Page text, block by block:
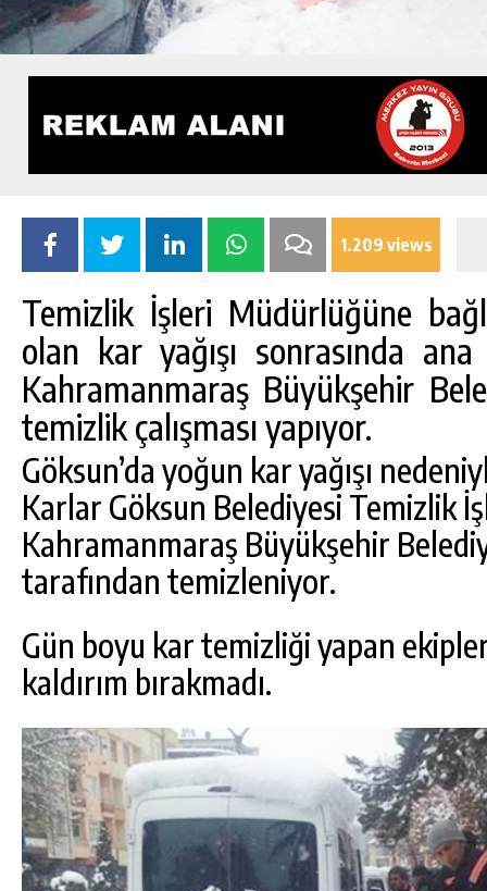
1.209 views
Temizlik İşleri Müdürlüğüne
olan kar yağışı sonrasında
Kahramanmaraş Büyükşehir
temizlik çalışması yapıyor.
Göksun’da yoğun kar yağışı
Karlar Göksun Belediyesi Temizlik
Kahramanmaraş Büyükşehir
tarafından temizleniyor.
Gün boyu kar temizliği yapan
kaldırım bırakmadı.
GÖKSUN HAFIZLIK KIZ KUR’AN KURSU
ÖĞRENCILERINE DARENDE GEZISI.